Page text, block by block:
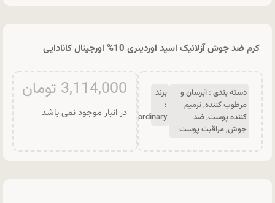
کرم ضد جوش آزلائيک اسید اوردینری 10% اورجینال کانادایی
دسته بندی :آبرسان و
مرطوب کننده,ترمیم
کننده پوست,ضد
جوش,مراقبت پوست
برند
:
ordinary
3,114,000 تومان
در انبار موجود نمی باشد